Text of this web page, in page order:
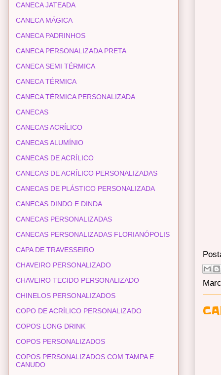
CANECA JATEADA
CANECA MÁGICA
CANECA PADRINHOS
CANECA PERSONALIZADA PRETA
CANECA SEMI TÉRMICA
CANECA TÉRMICA
CANECA TÉRMICA PERSONALIZADA
CANECAS
CANECAS ACRÍLICO
CANECAS ALUMÍNIO
CANECAS DE ACRÍLICO
CANECAS DE ACRÍLICO PERSONALIZADAS
CANECAS DE PLÁSTICO PERSONALIZADA
CANECAS DINDO E DINDA
CANECAS PERSONALIZADAS
CANECAS PERSONALIZADAS FLORIANÓPOLIS
CAPA DE TRAVESSEIRO
CHAVEIRO PERSONALIZADO
CHAVEIRO TECIDO PERSONALIZADO
CHINELOS PERSONALIZADOS
COPO DE ACRÍLICO PERSONALIZADO
COPOS LONG DRINK
COPOS PERSONALIZADOS
COPOS PERSONALIZADOS COM TAMPA E
CANUDO